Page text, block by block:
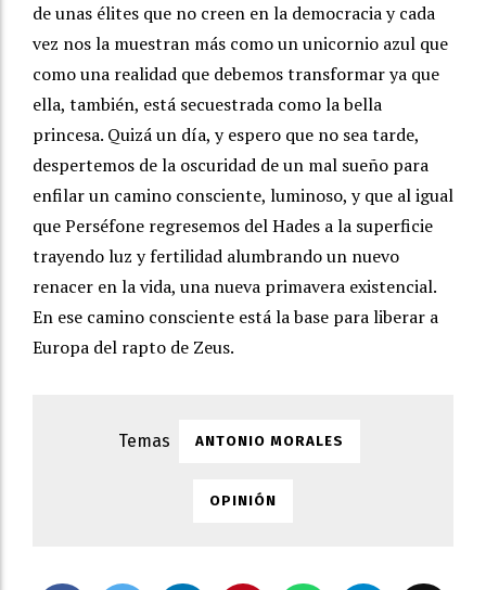
de unas élites que no creen en la democracia y cada
vez nos la muestran más como un unicornio azul que
como una realidad que debemos transformar ya que
ella, también, está secuestrada como la bella
princesa. Quizá un día, y espero que no sea tarde,
despertemos de la oscuridad de un mal sueño para
enfilar un camino consciente, luminoso, y que al igual
que Perséfone regresemos del Hades a la superficie
trayendo luz y fertilidad alumbrando un nuevo
renacer en la vida, una nueva primavera existencial.
En ese camino consciente está la base para liberar a
Europa del rapto de Zeus.
ANTONIO MORALES
OPINIÓN